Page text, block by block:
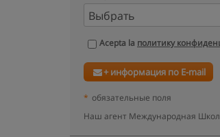
Acepta la политику
+ информация по E-mail
* обязательные поля
Наш агент Международная